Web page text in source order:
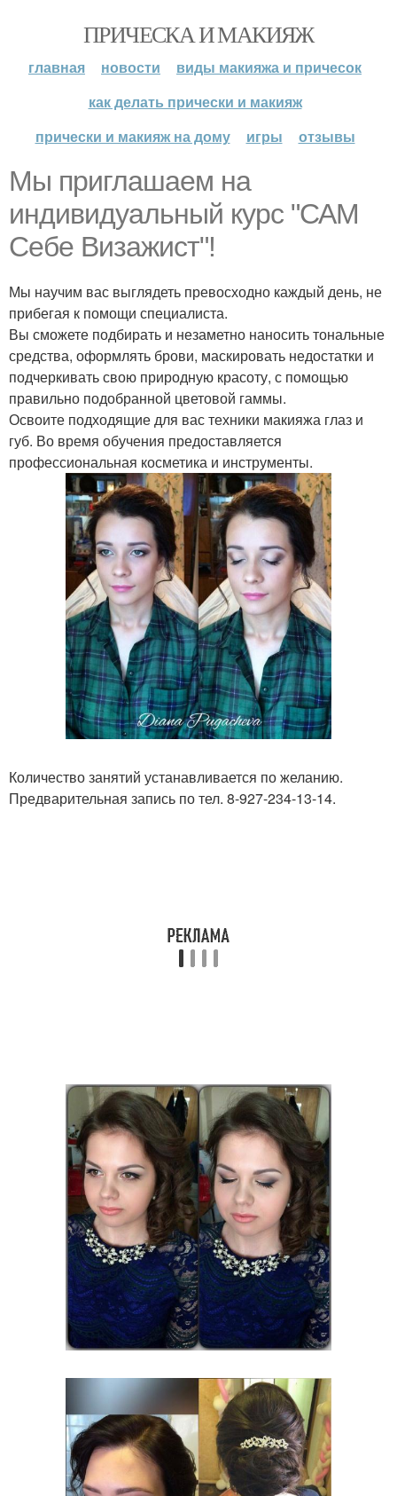
ПРИЧЕСКА И МАКИЯЖ
главная новости
виды макияжа и причесок
как делать прически и макияж
прически и макияж на дому
игры отзывы
Мы приглашаем на
индивидуальный курс "САМ
Себе Визажист"!
Мы научим вас выглядеть превосходно каждый день, не
прибегая к помощи специалиста.
Вы сможете подбирать и незаметно наносить тональные
средства, оформлять брови, маскировать недостатки и
подчеркивать свою природную красоту, с помощью
правильно подобранной цветовой гаммы.
Освоите подходящие для вас техники макияжа глаз и
губ. Во время обучения предоставляется
профессиональная косметика и инструменты.
Количество занятий устанавливается по желанию.
Предварительная запись по тел. 8-927-234-13-14.